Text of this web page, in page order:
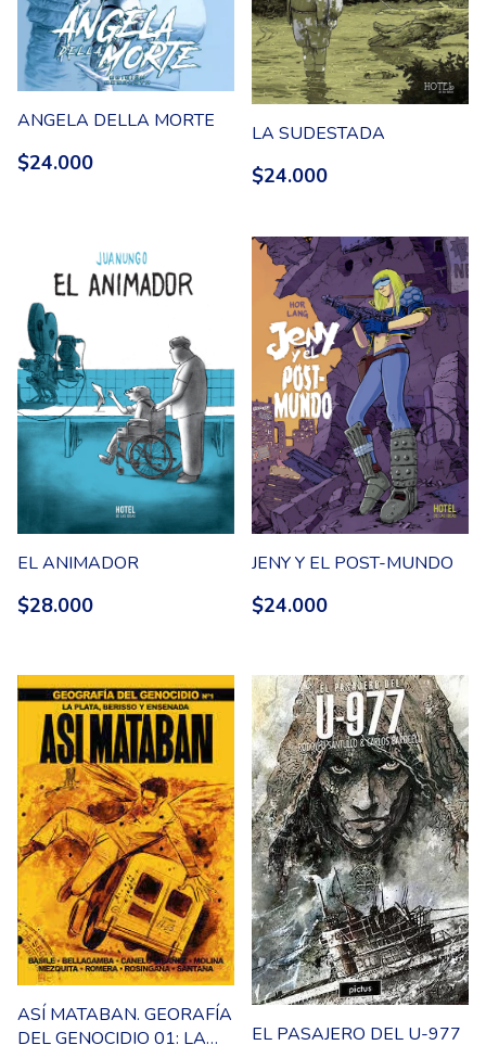
ANGELA DELLA MORTE
$24.000
LA SUDESTADA
$24.000
EL ANIMADOR
$28.000
JENY Y EL POST-MUNDO
$24.000
ASÍ MATABAN. GEORAFÍA
DEL GENOCIDIO 01: LA
EL PASAJERO DEL U-977